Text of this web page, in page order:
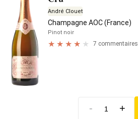
André Clouet
Champagne AOC (France)
Pinot noir
7 commentaires
- +